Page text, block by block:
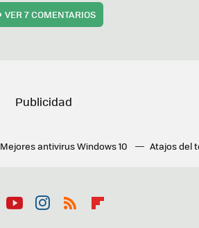
VER7 COMENTARIOS
Mejores antivirus Windows 10 Atajos del